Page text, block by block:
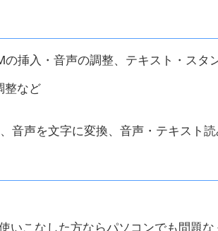
挿入・音声の調整、テキスト・スタ
整など
音声を文字に変換、音声・テキスト
いこなした方ならパソコンでも問題